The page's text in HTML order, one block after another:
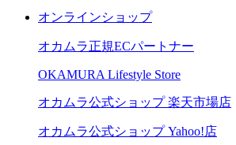
オンラインショップ
オカムラ正規ECパートナー
OKAMURA Lifestyle Store
オカムラ公式ショップ 楽天市場店
オカムラ公式ショップ Yahoo!店